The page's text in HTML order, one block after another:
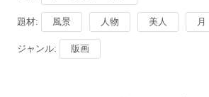
題材: 風景 人物 美人 月
ジャンル: 版画